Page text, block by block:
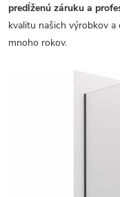
predĺženú záruku a
kvalitu našich výrobkov
mnoho rokov.